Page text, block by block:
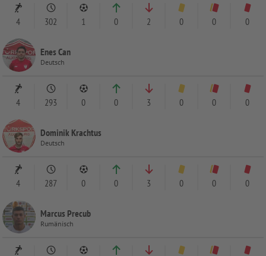
4 302 1 0 2 0 0 0
Enes Can
Deutsch
4 293 0 0 3 0 0 0
Dominik Krachtus
Deutsch
4 287 0 0 3 0 0 0
Marcus Precub
Rumänisch